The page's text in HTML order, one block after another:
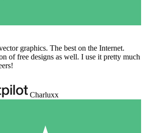
graphics. The best on the Internet.
of free designs as well. I use it pretty much
Charluxx